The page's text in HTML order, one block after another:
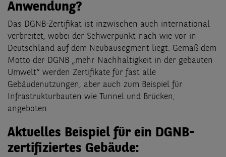
Anwendung?
Das DGNB-Zertifikat ist inzwischen auch international
verbreitet, wobei der Schwerpunkt nach wie vor in
Deutschland auf dem Neubausegment liegt. Gemäß dem
Motto der DGNB „mehr Nachhaltigkeit in der gebauten
Umwelt“ werden Zertifikate für fast alle
Gebäudenutzungen, aber auch zum Beispiel für
Infrastrukturbauten wie Tunnel und Brücken,
angeboten.
Aktuelles Beispiel für ein DGNB-
zertifiziertes Gebäude: